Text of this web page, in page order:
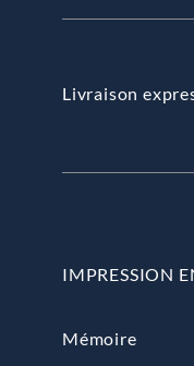
Livraison
IMPRESSION
Mémoire